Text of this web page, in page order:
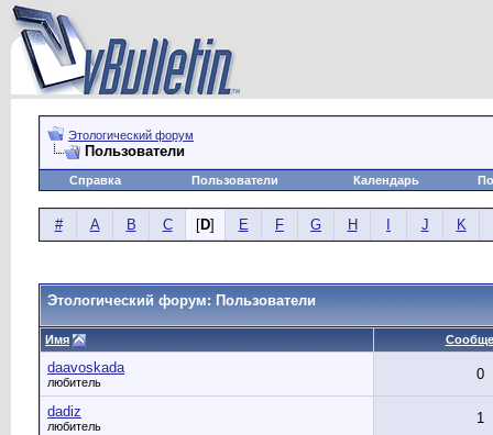
Этологический форум
Пользователи
Справка Пользователи Календарь
# A B C [D] E F G H J K
Этологический форум: Пользователи
Имя
daavoskada
любитель 0
dadiz
любитель 1